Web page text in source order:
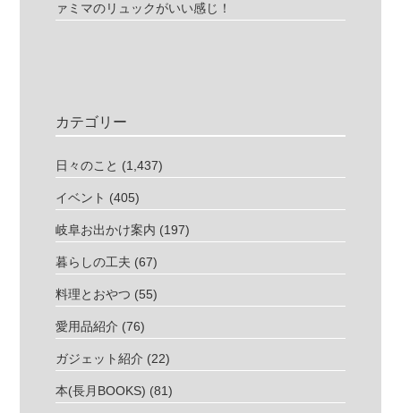
ァミマのリュックがいい感じ！
カテゴリー
日々のこと (1,437)
イベント (405)
岐阜お出かけ案内 (197)
暮らしの工夫 (67)
料理とおやつ (55)
愛用品紹介 (76)
ガジェット紹介 (22)
本(長月BOOKS) (81)